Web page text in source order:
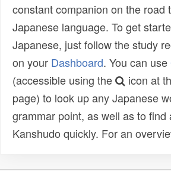
constant companion on the road
Japanese language. To get
Japanese, just follow the study
on your Dashboard. You can use
(accessible using the
icon at
page) to look up any Japanese
grammar point, as well as to find
Kanshudo quickly. For an